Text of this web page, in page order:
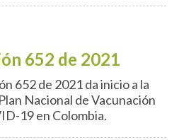
652 de 2021
652 de 2021 da inicio a la
Nacional de Vacunación
19 en Colombia.